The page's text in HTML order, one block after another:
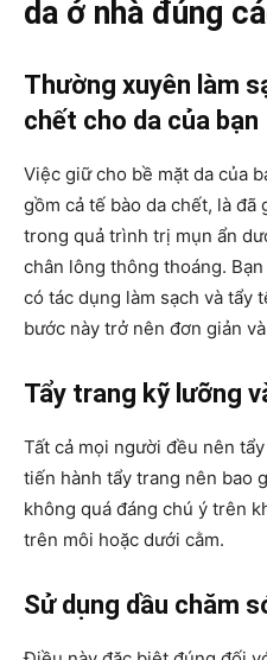
da ở nhà đúng
Thường xuyên làm
chết cho da của bạn
Việc giữ cho bề mặt da của
gồm cả tế bào da chết, là đã
trong quả trình trị mụn ẩn
chân lông thông thoáng.
có tác dụng làm sạch và tẩy
bước này trở nên đơn giản
Tẩy trang kỹ lưỡng
Tất cả mọi người đều nên
tiến hành tẩy trang nên bao
không quá đáng chú ý trên
trên môi hoặc dưới cằm.
Sử dụng dầu chăm